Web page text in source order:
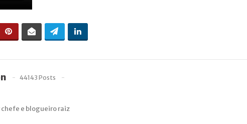
44143 Posts
e blogueiro raiz